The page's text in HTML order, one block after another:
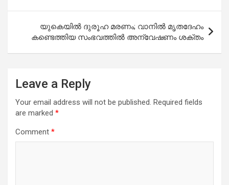
യുകെയിൽ ദുരൂഹ മരണം; വാനിൽ മൃതദേഹം
കണ്ടെത്തിയ സംഭവത്തിൽ അന്വേഷണം ശക്തം
Leave a Reply
Your email address will not be published. Required fields
are marked *
Comment *